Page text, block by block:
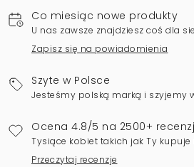
Co miesiąc nowe produkty
U nas zawsze znajdziesz coś dla
Zapisz się na powiadomienia
Szyte w Polsce
Jesteśmy polską marką i szyjemy
Ocena 4.8/5 na 2500+
Tysiące kobiet takich jak Ty
Przeczytaj recenzje